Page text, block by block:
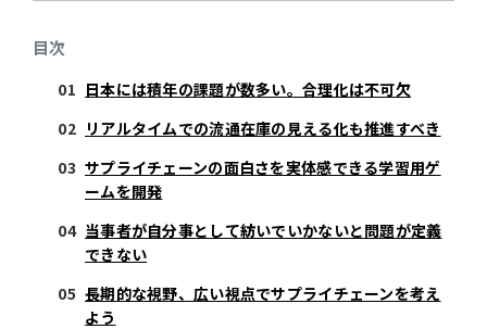
目次
日本には積年の課題が数多い。合理化は不可欠
リアルタイムでの流通在庫の見える化も推進すべき
サプライチェーンの面白さを実体感できる学習用ゲ
ームを開発
当事者が自分事として紡いでいかないと問題が定義
できない
長期的な視野、広い視点でサプライチェーンを考え
よう